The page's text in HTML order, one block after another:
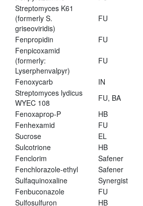
Streptomyces K61
(formerly S.
griseoviridis)
FU
Fenpropidin FU
Fenpicoxamid
(formerly:
Lyserphenvalpyr)
FU
Fenoxycarb IN
Streptomyces lydicus
WYEC 108
FU, BA
Fenoxaprop-P
HB
Fenhexamid
FU
Sucrose
EL
Sulcotrione
HB
Fenclorim
Safener
Fenchlorazole-ethyl
Safener
Sulfaquinoxaline
Synergist
Fenbuconazole
FU
Sulfosulfuron
HB